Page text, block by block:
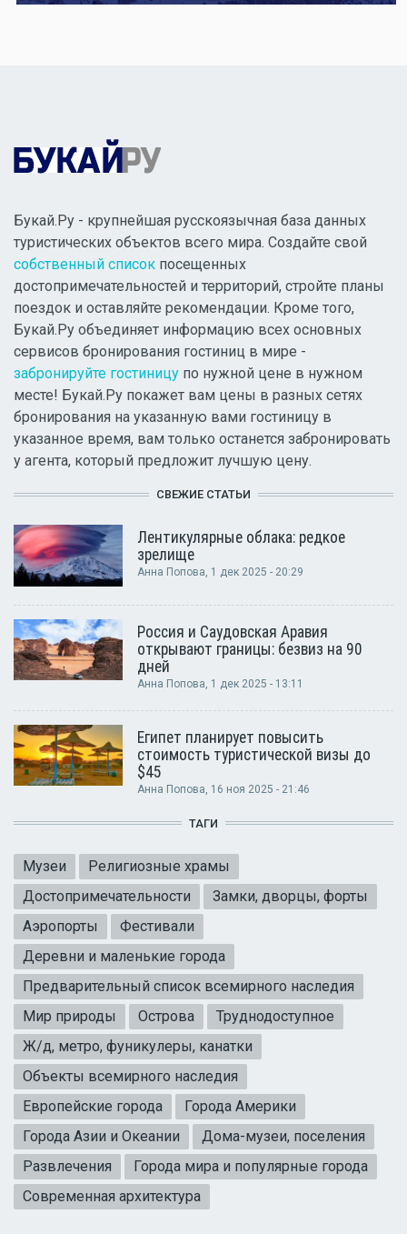
Букай.Ру - крупнейшая русскоязычная база данных
туристических объектов всего мира. Создайте свой
собственный список посещенных
достопримечательностей и территорий, стройте планы
поездок и оставляйте рекомендации. Кроме того,
Букай.Ру объединяет информацию всех основных
сервисов бронирования гостиниц в мире -
забронируйте гостиницу по нужной цене в нужном
месте! Букай.Ру покажет вам цены в разных сетях
бронирования на указанную вами гостиницу в
указанное время, вам только останется забронировать
у агента, который предложит лучшую цену.
СВЕЖИЕ СТАТЬИ
Лентикулярные облака: редкое
зрелище
Анна Попова, 1 дек 2025 - 20:29
Россия и Саудовская Аравия
открывают границы: безвиз на 90
дней
Анна Попова, 1 дек 2025 - 13:11
Египет планирует повысить
стоимость туристической визы до
$45
Анна Попова, 16 ноя 2025 - 21:46
ТАГИ
Музеи
Религиозные храмы
Достопримечательности
Замки, дворцы, форты
Аэропорты
Фестивали
Деревни и маленькие города
Предварительный список всемирного наследия
Мир природы
Острова
Труднодоступное
Ж/д, метро, фуникулеры, канатки
Объекты всемирного наследия
Европейские города
Города Америки
Города Азии и Океании
Дома-музеи, поселения
Развлечения
Города мира и популярные города
Современная архитектура